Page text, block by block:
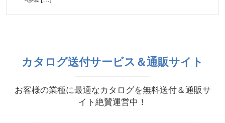
カタログ送付サービス＆通販サイト
お客様の業種に最適なカタログを無料送付＆通販サ
イト絶賛運営中！